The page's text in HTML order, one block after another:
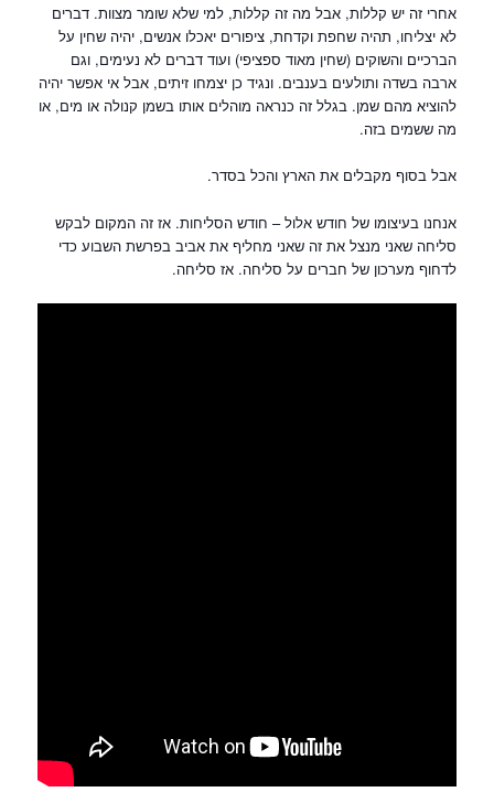
אחרי זה יש קללות, אבל מה זה קללות, למי שלא שומר מצוות. דברים
לא יצליחו, תהיה שחפת וקדחת, ציפורים יאכלו אנשים, יהיה שחין על
הברכיים והשוקים (שחין מאוד ספציפי) ועוד דברים לא נעימים, וגם
ארבה בשדה ותולעים בענבים. ונגיד כן יצמחו זיתים, אבל אי אפשר יהיה
להוציא מהם שמן. בגלל זה כנראה מוהלים אותו בשמן קנולה או מים, או
מה ששמים בזה.
אבל בסוף מקבלים את הארץ והכל בסדר.
אנחנו בעיצומו של חודש אלול – חודש הסליחות. אז זה המקום לבקש
סליחה שאני מנצל את זה שאני מחליף את אביב בפרשת השבוע כדי
לדחוף מערכון של חברים על סליחה. אז סליחה.